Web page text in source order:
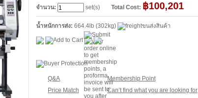
จำนวน:
set(s) Total Cost: ฿100,201
น้ำหนักการส่ง: 664.4lb (302kg) ขนส่งสินค้า
Q&A Membership Point
Price Match
Can’t find what you are looking for